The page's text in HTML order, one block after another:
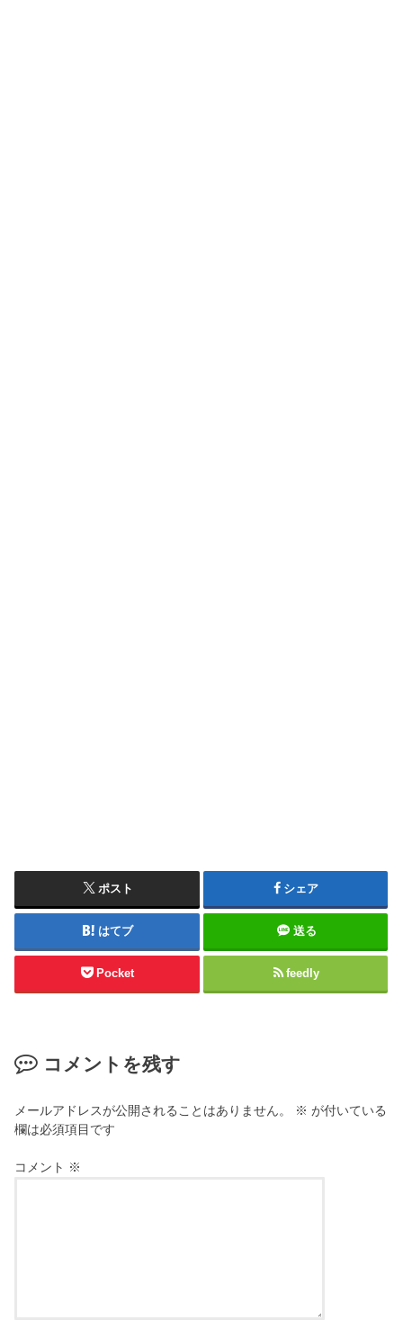
ポスト シェア
はてブ 送る
Pocket feedly
コメントを残す
メールアドレスが公開されることはありません。 ※ が付いている
欄は必須項目です
コメント ※